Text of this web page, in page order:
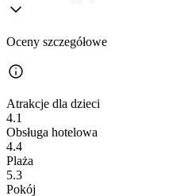
Oceny szczegółowe
Atrakcje dla dzieci
4.1
Obsługa hotelowa
4.4
Plaża
5.3
Pokój